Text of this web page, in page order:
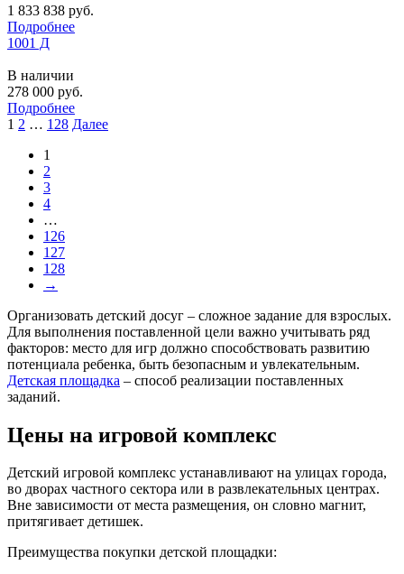
1 833 838 руб.
Подробнее
1001 Д
В наличии
278 000 руб.
Подробнее
Пагинация
записей
1 2 … 128 Далее
1
2
3
4
…
126
127
128
→
Организовать детский досуг – сложное задание для взрослых.
Для выполнения поставленной цели важно учитывать ряд
факторов: место для игр должно способствовать развитию
потенциала ребенка, быть безопасным и увлекательным.
Детская площадка – способ реализации поставленных
заданий.
Цены на игровой комплекс
Детский игровой комплекс устанавливают на улицах города,
во дворах частного сектора или в развлекательных центрах.
Вне зависимости от места размещения, он словно магнит,
притягивает детишек.
Преимущества покупки детской площадки: